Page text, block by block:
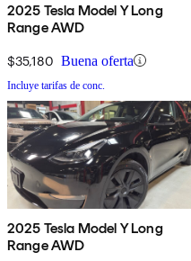
2025 Tesla Model Y Long
Range AWD
$35,180 Buena oferta
Incluye tarifas de conc.
2025 Tesla Model Y Long
Range AWD